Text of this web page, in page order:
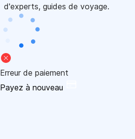
d'experts, guides de voyage.
Erreur de paiement
Payez à nouveau